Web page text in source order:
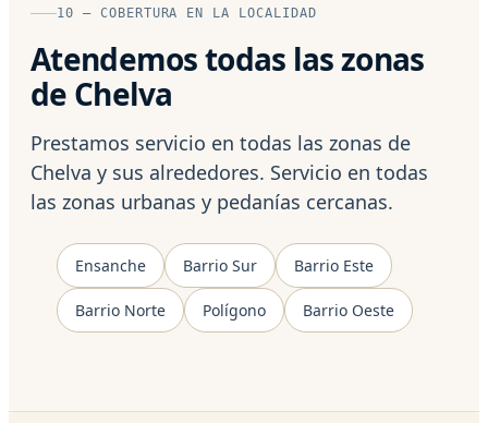
10 — COBERTURA EN LA LOCALIDAD
Atendemos todas las zonas
de Chelva
Prestamos servicio en todas las zonas de
Chelva y sus alrededores. Servicio en todas
las zonas urbanas y pedanías cercanas.
Ensanche Barrio Sur Barrio Este
Barrio Norte Polígono Barrio Oeste